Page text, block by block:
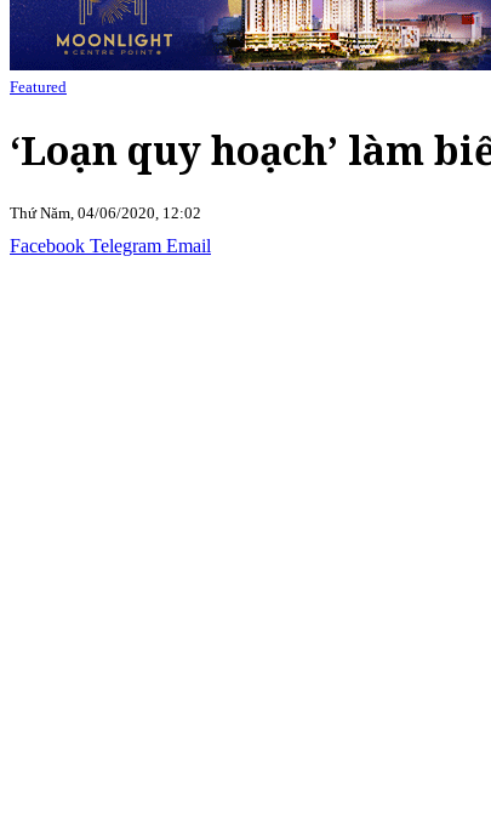
Featured
‘Loạn quy hoạch’ làm
Thứ Năm, 04/06/2020, 12:02
Facebook Telegram Email